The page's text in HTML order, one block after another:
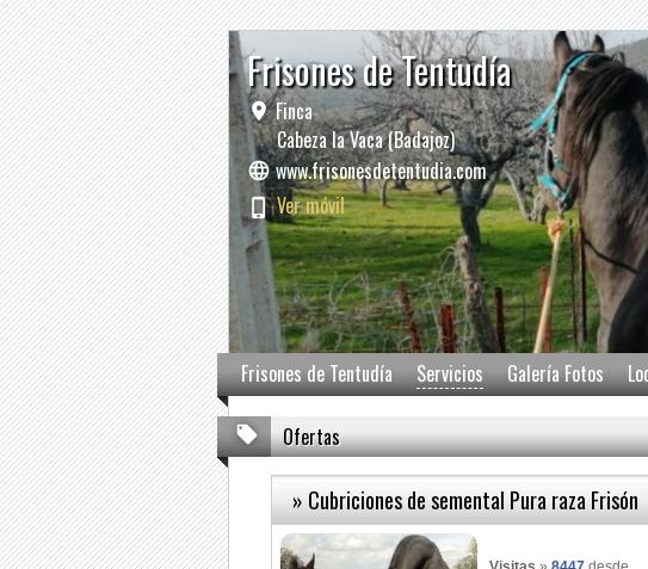
Frisones de Tentudía
Finca
Cabeza la Vaca (Badajoz)
www.frisonesdetentudia.com
Ver móvil
Frisones de Tentudía Servicios Galería Fotos
Ofertas
» Cubriciones de semental Pura raza Frisón